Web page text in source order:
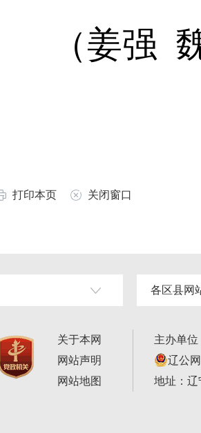
（姜强 魏
打印本页 关闭窗口
各区县网
关于本网
网站声明
网站地图
主办单
辽公
地址：辽